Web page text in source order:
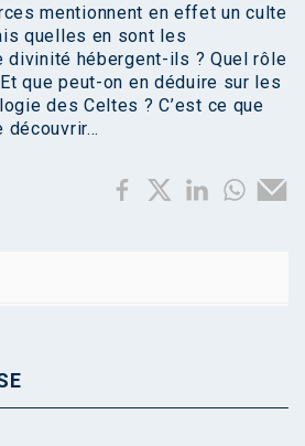
mentionnent en effet un culte
quelles en sont les
divinité hébergent-ils ? Quel rôle
que peut-on en déduire sur les
des Celtes ? C’est ce que
découvrir…